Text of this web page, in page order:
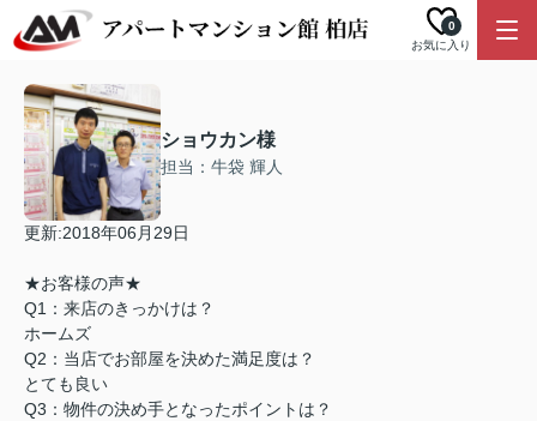
お気に入り
0
ショウカン様
担当：牛袋 輝人
更新:2018年06月29日
★お客様の声★
Q1：来店のきっかけは？
ホームズ
Q2：当店でお部屋を決めた満足度は？
とても良い
Q3：物件の決め手となったポイントは？